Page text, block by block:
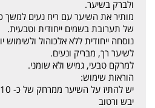
ולברק בשיער.
מותיר את השיער עם ריח נעים למשך
של תערובת בשמים ייחודית וטבעית.
נוסחה ייחודית ללא אלכוהול ולשימוש
לשיער רך, מבריק ונעים.
למרקם טבעי, גמיש ולא שומני.
הוראות שימוש:
יבש ורטוב